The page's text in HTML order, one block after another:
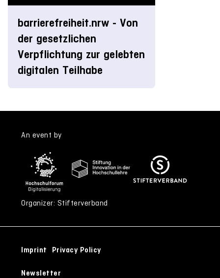
barrierefreiheit.nrw - Von
der gesetzlichen
Verpflichtung zur gelebten
digitalen Teilhabe
An event by
Organizer: Stifterverband
Imprint Privacy Policy
Newsletter